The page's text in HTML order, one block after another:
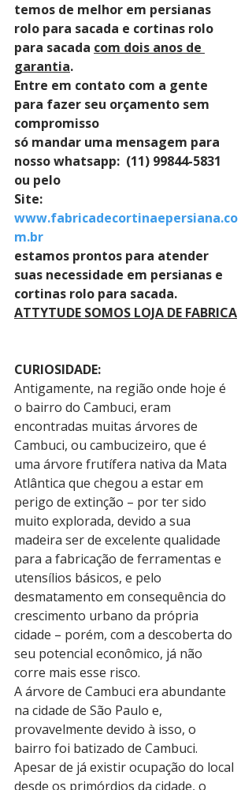
temos de melhor em persianas
rolo para sacada e cortinas rolo
para sacada com dois anos de
garantia.
Entre em contato com a gente
para fazer seu orçamento sem
compromisso
só mandar uma mensagem para
nosso whatsapp:  (11) 99844-5831
ou pelo
Site:
www.fabricadecortinaepersiana.co
m.br
estamos prontos para atender
suas necessidade em persianas e
cortinas rolo para sacada.
ATTYTUDE SOMOS LOJA DE FABRICA
CURIOSIDADE:
Antigamente, na região onde hoje é
o bairro do Cambuci, eram
encontradas muitas árvores de
Cambuci, ou cambucizeiro, que é
uma árvore frutífera nativa da Mata
Atlântica que chegou a estar em
perigo de extinção – por ter sido
muito explorada, devido a sua
madeira ser de excelente qualidade
para a fabricação de ferramentas e
utensílios básicos, e pelo
desmatamento em consequência do
crescimento urbano da própria
cidade – porém, com a descoberta do
seu potencial econômico, já não
corre mais esse risco.
A árvore de Cambuci era abundante
na cidade de São Paulo e,
provavelmente devido à isso, o
bairro foi batizado de Cambuci.
Apesar de já existir ocupação do local
desde os primórdios da cidade, o